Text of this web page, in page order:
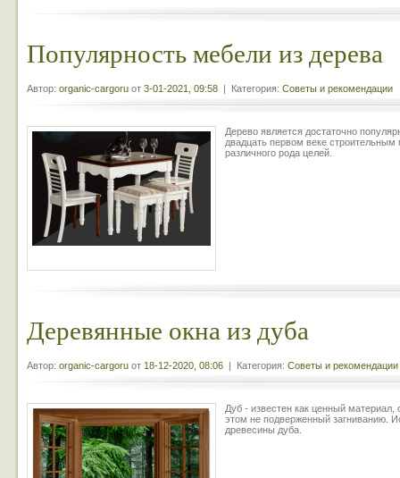
Популярность мебели из дерева
Автор: organic-cargoru от 3-01-2021, 09:58 | Категория: Советы и рекомендации
Дерево является достаточно
двадцать первом веке
различного рода целей.
Деревянные окна из дуба
Автор: organic-cargoru от 18-12-2020, 08:06 | Категория: Советы и рекомендации
Дуб - известен как ценный
этом не подверженный загниванию.
древесины дуба.